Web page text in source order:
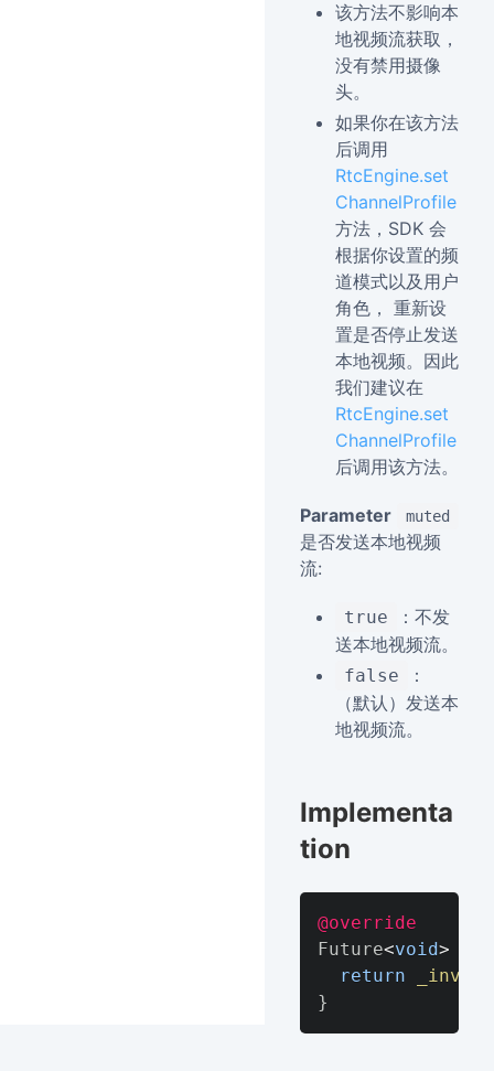
该方法不影响本
地视频流获取，
没有禁用摄像
头。
如果你在该方法
后调用
RtcEngine.set
ChannelProfile
方法，SDK 会
根据你设置的频
道模式以及用户
角色， 重新设
置是否停止发送
本地视频。因此
我们建议在
RtcEngine.set
ChannelProfile
后调用该方法。
Parameter muted
是否发送本地视频
流:
true
：不发
送本地视频流。
false
：
（默认）发送本
地视频流。
Implementa
tion
@override
Future<void>
return
}